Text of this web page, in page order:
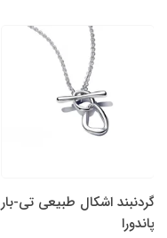
گردنبند اشکال طبیعی تی-بار
پاندورا